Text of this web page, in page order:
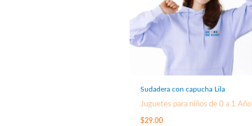
Sudadera con capucha Lila
Juguetes para niños de 0 a 1 Año
$29.00